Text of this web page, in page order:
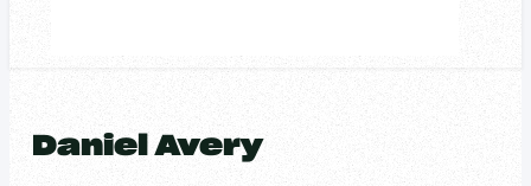
Daniel Avery